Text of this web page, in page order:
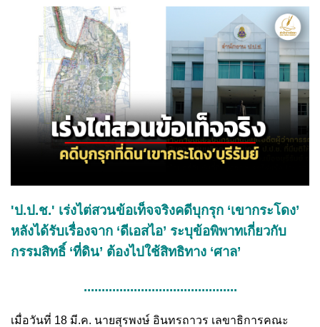
'ป.ป.ช.' เร่งไต่สวนข้อเท็จจริงคดีบุกรุก ‘เขากระโดง’
หลังได้รับเรื่องจาก ‘ดีเอสไอ’ ระบุข้อพิพาทเกี่ยวกับ
กรรมสิทธิ์ ‘ที่ดิน’ ต้องไปใช้สิทธิทาง ‘ศาล’
...........................................
เมื่อวันที่ 18 มี.ค. นายสุรพงษ์ อินทรถาวร เลขาธิการคณะ